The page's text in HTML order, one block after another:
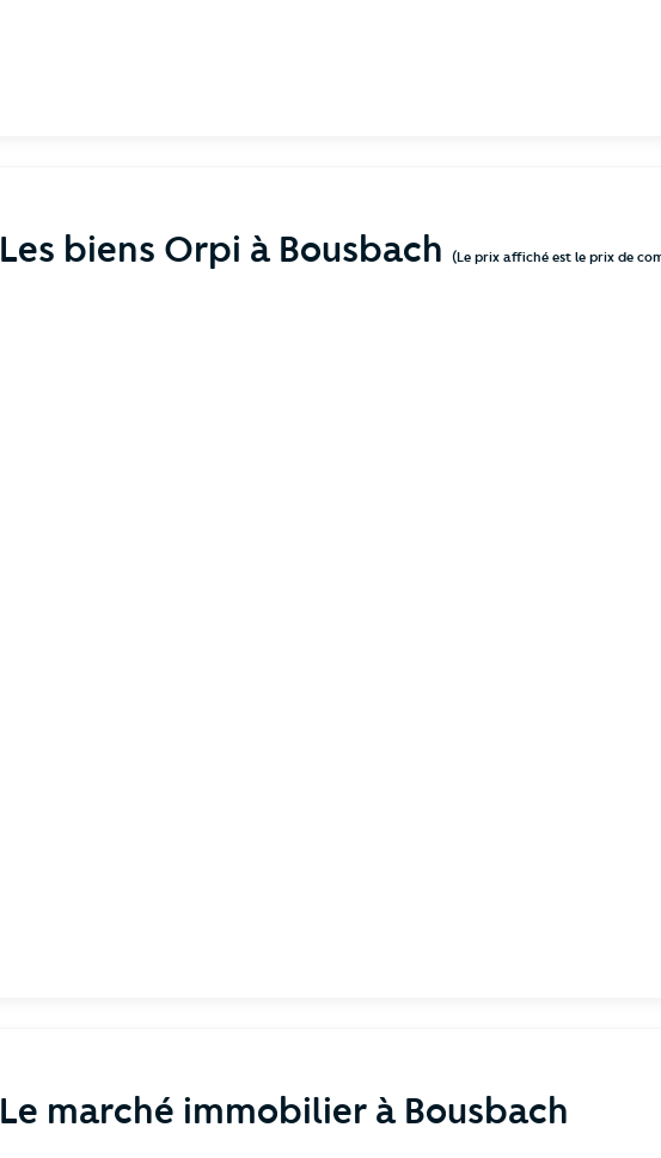
Les biens Orpi à Bousbach (Le prix affiché est le prix de
Le marché immobilier à Bousbach